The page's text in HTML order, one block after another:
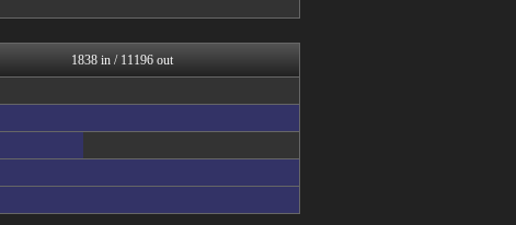
コノユビニュース｜みんなの...
Zチャンネル＠VIP
まにゅそく 2chまとめニ...
ヒロイモノ中毒
ネラーボイス
うしみつ-5chまとめ-
1838 in / 11196 out